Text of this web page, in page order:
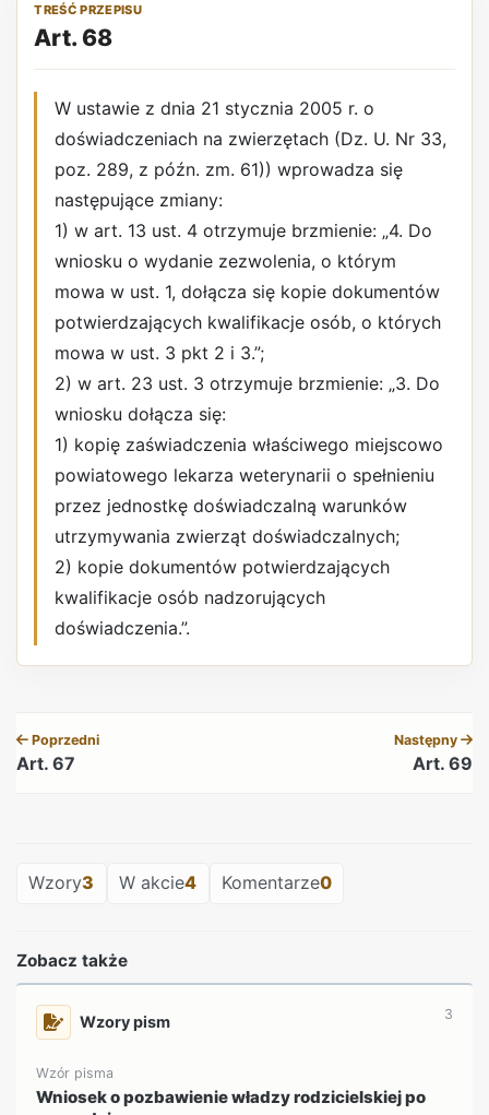
TREŚĆ PRZEPISU
Art. 68
W ustawie z dnia 21 stycznia 2005 r. o
doświadczeniach na zwierzętach (Dz. U. Nr 33,
poz. 289, z późn. zm. 61)) wprowadza się
następujące zmiany:
1) w art. 13 ust. 4 otrzymuje brzmienie: „4. Do
wniosku o wydanie zezwolenia, o którym
mowa w ust. 1, dołącza się kopie dokumentów
potwierdzających kwalifikacje osób, o których
mowa w ust. 3 pkt 2 i 3.”;
2) w art. 23 ust. 3 otrzymuje brzmienie: „3. Do
wniosku dołącza się:
1) kopię zaświadczenia właściwego miejscowo
powiatowego lekarza weterynarii o spełnieniu
przez jednostkę doświadczalną warunków
utrzymywania zwierząt doświadczalnych;
2) kopie dokumentów potwierdzających
kwalifikacje osób nadzorujących
doświadczenia.”.
Poprzedni
Art. 67
Następny
Art. 69
Wzory3 W akcie4 Komentarze0
Zobacz także
Wzory pism 3
Wzór pisma
Wniosek o pozbawienie władzy rodzicielskiej po